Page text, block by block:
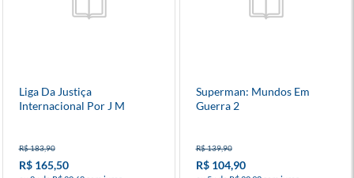
Liga Da Justiça
Internacional Por J M
R$ 183,90
R$ 165,50
Superman: Mundos Em
Guerra 2
R$ 139,90
R$ 104,90